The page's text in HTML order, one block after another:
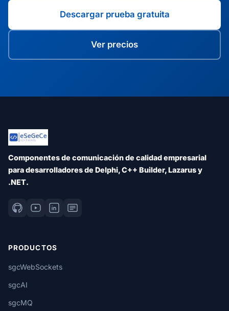
Descargar prueba gratuita
Ver precios
Componentes de comunicación de calidad empresarial
para desarrolladores de Delphi, C++ Builder, Lazarus y
.NET.
PRODUCTOS
sgcWebSockets
sgcAI
sgcMQ